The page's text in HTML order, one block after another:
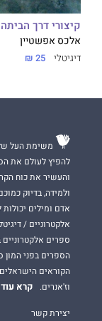
קיצורי דרך הביתה
אלכס אפשטיין
דיגיטלי 25 ₪
משימת העל
להפיץ לעולם את
והעשיר את כוח
ולמידה, בדיוק
אדם ומילים
אלקטרוניים /
ספרים
הספרים בפני
הקוראים
וז'אנרים.
קרא עוד
יצירת קשר